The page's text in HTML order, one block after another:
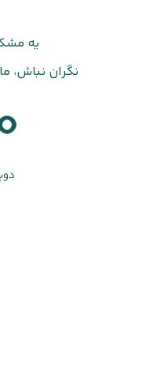
یه
نگران نباش،